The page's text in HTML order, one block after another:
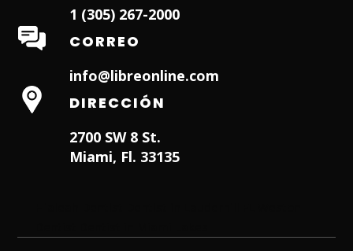
1 (305) 267-2000
CORREO
info@libreonline.com
DIRECCIÓN
2700 SW 8 St.
Miami, Fl. 33135